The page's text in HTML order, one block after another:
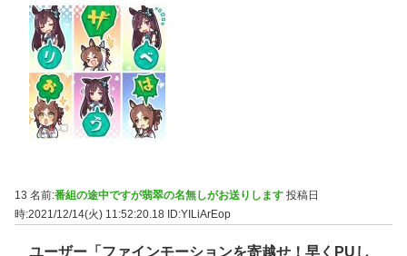
13 名前:番組の途中ですが翡翠の名無しがお送りします 投稿日
時:2021/12/14(火) 11:52:20.18 ID:YILiArEop
ユーザー「ファインモーションを寄越せ！早くPUし